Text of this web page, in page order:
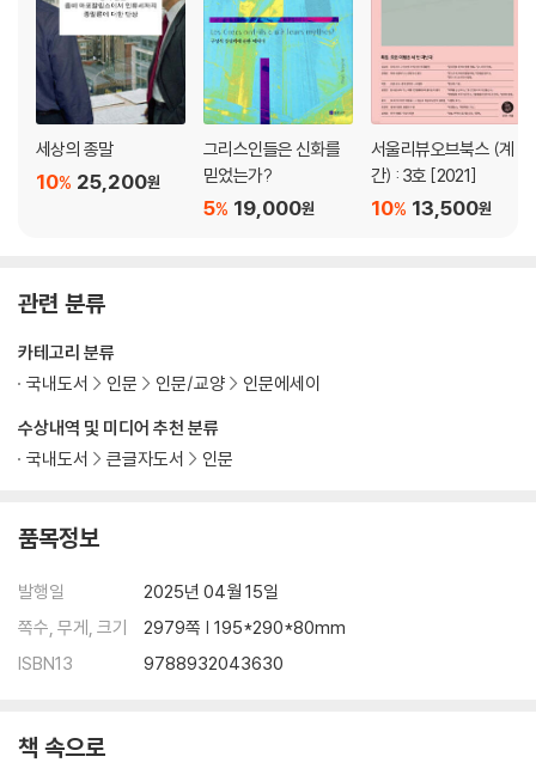
신원을 묻지 않는 환대
보답을 요구하지 않는 환대
복수하지 않는 환대
7장 신성한 것
죽은 자의 자리
서바이벌 로터리
여성과 장소/자리
감사의 말
세상의 종말
25,200원
10%
그리스인들은 신화를
믿었는가?
19,000원
5%
서울리뷰오브북스 (계
간) : 3호 [2021]
13,500원
10%
관련 분류
수상내역 및 미디어 추천 분류
국내도서
큰글자도서 인문
카테고리 분류
국내도서
인문 인문/교양 인문에세이
품목정보
발행일
2025년 04월 15일
쪽수, 무게, 크기
2979쪽 | 195*290*80mm
ISBN13
9788932043630
책 속으로